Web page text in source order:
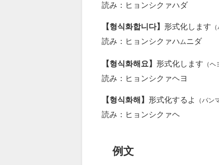
読み：ヒョンシクァハダ
【형식화합니다】 形式化します
読み：ヒョンシクァハ ム ニダ
【형식화해요】 形式化します （ヘ
読み：ヒョンシクァヘヨ
【형식화해】 形式化するよ （パン
読み：ヒョンシクァヘ
例文